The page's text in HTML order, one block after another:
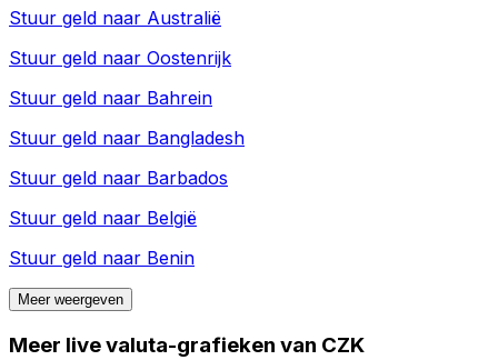
Stuur geld naar Australië
Stuur geld naar Oostenrijk
Stuur geld naar Bahrein
Stuur geld naar Bangladesh
Stuur geld naar Barbados
Stuur geld naar België
Stuur geld naar Benin
Meer weergeven
Meer live valuta-grafieken van CZK